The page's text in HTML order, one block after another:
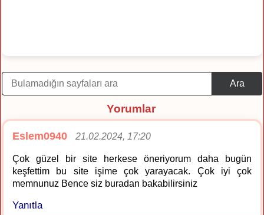
Ara
Yorumlar
Eslem0940 21.02.2024, 17:20
Çok güzel bir site herkese öneriyorum daha bugün
keşfettim bu site işime çok yarayacak. Çok iyi çok
memnunuz Bence siz buradan bakabilirsiniz
Yanıtla